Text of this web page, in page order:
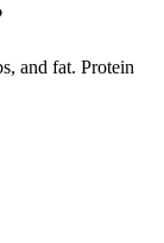
and fat. Protein